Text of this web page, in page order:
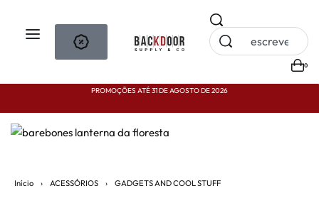
0
PROMOÇÕES ATÉ 31 DE AGOSTO DE 2026
Início › ACESSÓRIOS › GADGETS AND COOL STUFF